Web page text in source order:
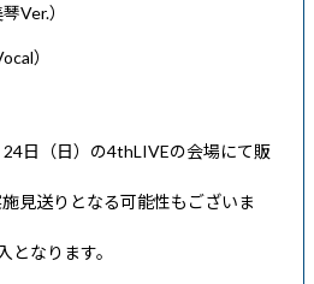
Ver.）
）
日（日）の4thLIVEの会場にて販
見送りとなる可能性もございま
なります。